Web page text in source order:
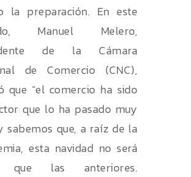
la preparación. En este
Manuel Melero,
de la Cámara
de Comercio (CNC),
que “el comercio ha sido
que lo ha pasado muy
sabemos que, a raíz de la
esta navidad no será
que las anteriores.